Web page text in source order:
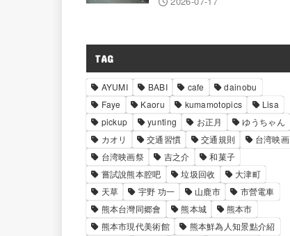
TAG
AYUMI BABI cafe
dainobu
Faye
Kaoru kumamotopics
Lisa
pickup
yunting お正月
ゆうちゃん
カオリ
交通習慣 交通規則
台湾映画
台湾映画祭
吉之介
和菓子
嘗試說熊本腔吧
垃圾回收
大津町
天草
宇野 功一 山鹿市
市營電車
熊本台灣同郷會
熊本城
熊本市
熊本市現代美術館
熊本鮮為人知景點介紹